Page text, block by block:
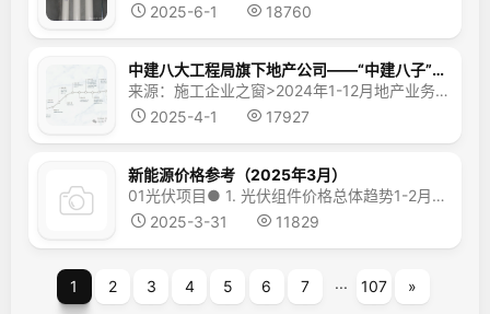
2025-6-1
18760
中建八大工程局旗下地产公司——“中建八子”最新排名
来源：施工企业之窗>2024年1-12月地产业务情况>合约销售额：4219亿，合约销售面积： 1464万平方>1.中建三局的中建壹品，总部位于武汉，2024年销售额为506亿元，位列中国房企销售额排行榜第18位。>2.>中建八局的中建东孚>，总部位于上海，2024年销售额425.2亿元，位列中国房企销售额排行榜第22位。&...
2025-4-1
17927
新能源价格参考（2025年3月）
01光伏项目● 1. 光伏组件价格总体趋势1-2月，光伏组件产量和国内需求保持增长，发电量占比继续提高，但出口继续下滑，行业信心低位运行。受近期排产谨慎、库存降低和抢装需求刺激影响，光伏产业链价格有酝酿提升趋势，产业链个别环节（主要为电池片以及部分分布式项目光伏组件）出现小幅涨价，但集中式项目光伏组件价格总体企稳。在内供外需问题有效改善以...
2025-3-31
11829
1 2 3 4 5 6 7 ... 107 »